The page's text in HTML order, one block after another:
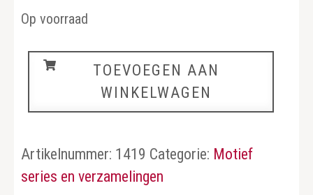
Op voorraad
Vissen
TOEVOEGEN AAN
WINKELWAGEN
Artikelnummer: 1419 Categorie: Motief
series en verzamelingen